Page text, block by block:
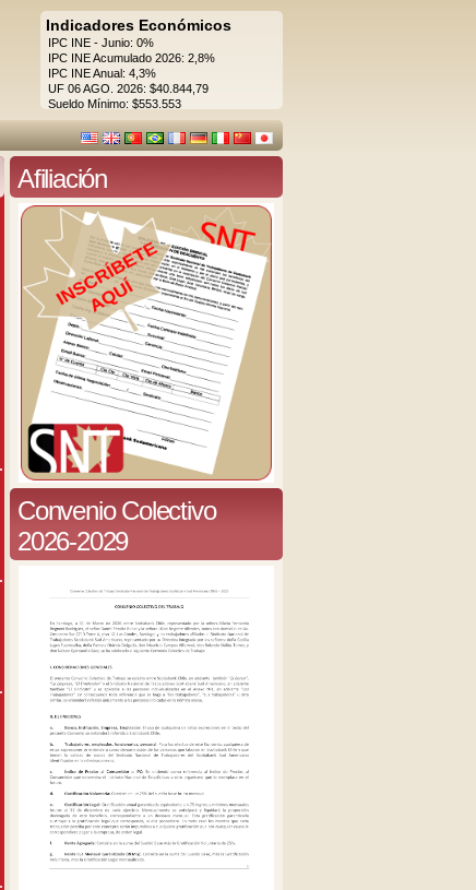
Indicadores Económicos
IPC INE - Junio: 0%
IPC INE Acumulado 2026: 2,8%
IPC INE Anual: 4,3%
UF 06 AGO. 2026: $40.844,79
Sueldo Mínimo: $553.553
Afiliación
Convenio Colectivo
2026-2029